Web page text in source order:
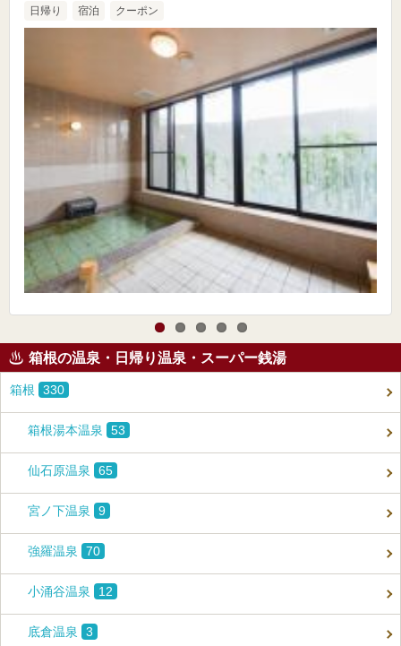
日帰り 宿泊 クーポン
箱根の温泉・日帰り温泉・スーパー銭湯
箱根 330
箱根湯本温泉 53
仙石原温泉 65
宮ノ下温泉 9
強羅温泉 70
小涌谷温泉 12
底倉温泉 3